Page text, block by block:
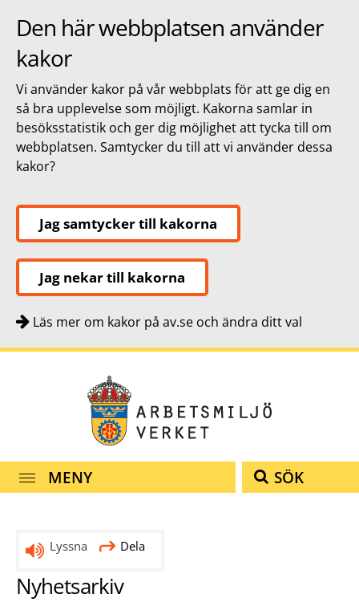
Den här webbplatsen använder
kakor
Vi använder kakor på vår webbplats för att ge dig en
så bra upplevelse som möjligt. Kakorna samlar in
besöksstatistik och ger dig möjlighet att tycka till om
webbplatsen. Samtycker du till att vi använder dessa
kakor?
Jag samtycker till kakorna
Jag nekar till kakorna
Läs mer om kakor på av.se och ändra ditt val
MENY SÖK
Lyssna Dela
Nyhetsarkiv